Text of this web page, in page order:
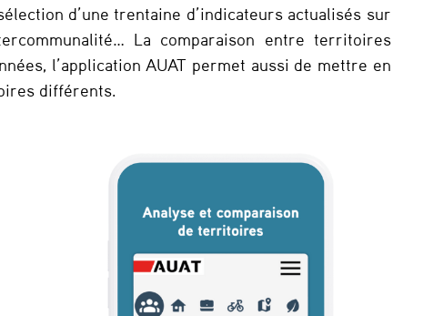
d’une trentaine d’indicateurs actualisés sur
La comparaison entre territoires
l’application AUAT permet aussi de mettre en
différents.